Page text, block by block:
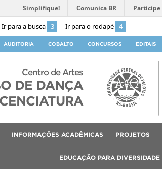
Ir para a busca 3 Ir para o rodapé 4
Simplifique! Comunica BR Participe
AUDITORIA COBALTO CONCURSOS EDITAIS
Centro de Artes
DE DANÇA
INFORMAÇÕES ACADÊMICAS PROJETOS
EDUCAÇÃO PARA DIVERSIDADE